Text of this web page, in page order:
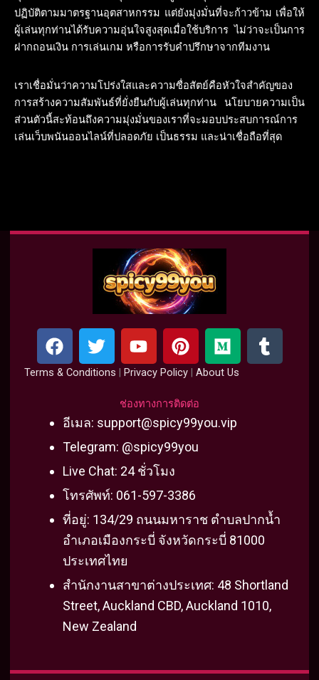
ปฏิบัติตามมาตรฐานอุตสาหกรรม แต่ยังมุ่งมั่นที่จะก้าวข้าม เพื่อให้
ผู้เล่นทุกท่านได้รับความอุ่นใจสูงสุดเมื่อใช้บริการ ไม่ว่าจะเป็นการ
ฝากถอนเงิน การเล่นเกม หรือการรับคำปรึกษาจากทีมงาน
เราเชื่อมั่นว่าความโปร่งใสและความซื่อสัตย์คือหัวใจสำคัญของ
การสร้างความสัมพันธ์ที่ยั่งยืนกับผู้เล่นทุกท่าน นโยบายความเป็น
ส่วนตัวนี้สะท้อนถึงความมุ่งมั่นของเราที่จะมอบประสบการณ์การ
เล่นเว็บพนันออนไลน์ที่ปลอดภัย เป็นธรรม และน่าเชื่อถือที่สุด
F
a
c
o
o
T
w
i
e
r
Y
o
u
u
b
e
P
i
n
e
r
e
s
M
e
d
m
T
u
Terms & Conditions | Privacy Policy | About Us
ช่องทางการติดต่อ
อีเมล: support@spicy99you.vip
Telegram: @spicy99you
Live Chat: 24 ชั่วโมง
โทรศัพท์: 061-597-3386
ที่อยู่: 134/29 ถนนมหาราช ตำบลปากน้ำ
อำเภอเมืองกระบี่ จังหวัดกระบี่ 81000
ประเทศไทย
สำนักงานสาขาต่างประเทศ: 48 Shortland
Street, Auckland CBD, Auckland 1010,
New Zealand